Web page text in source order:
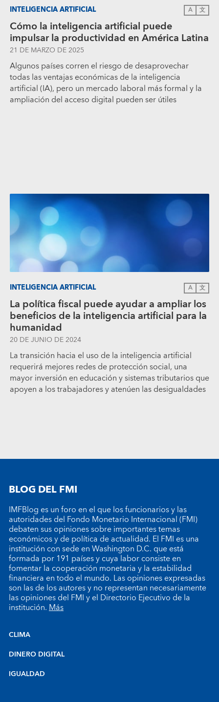
INTELIGENCIA ARTIFICIAL A 文
Cómo la inteligencia artificial puede
impulsar la productividad en América Latina
21 DE MARZO DE 2025
Algunos países corren el riesgo de desaprovechar
todas las ventajas económicas de la inteligencia
artificial (IA), pero un mercado laboral más formal y la
ampliación del acceso digital pueden ser útiles
INTELIGENCIA ARTIFICIAL A 文
La política fiscal puede ayudar a ampliar los
beneficios de la inteligencia artificial para la
humanidad
20 DE JUNIO DE 2024
La transición hacia el uso de la inteligencia artificial
requerirá mejores redes de protección social, una
mayor inversión en educación y sistemas tributarios que
apoyen a los trabajadores y atenúen las desigualdades
BLOG DEL FMI
IMFBlog es un foro en el que los funcionarios y las
autoridades del Fondo Monetario Internacional (FMI)
debaten sus opiniones sobre importantes temas
económicos y de política de actualidad. El FMI es una
institución con sede en Washington D.C. que está
formada por 191 países y cuya labor consiste en
fomentar la cooperación monetaria y la estabilidad
financiera en todo el mundo. Las opiniones expresadas
son las de los autores y no representan necesariamente
las opiniones del FMI y el Directorio Ejecutivo de la
institución.Más
CLIMA
DINERO DIGITAL
IGUALDAD